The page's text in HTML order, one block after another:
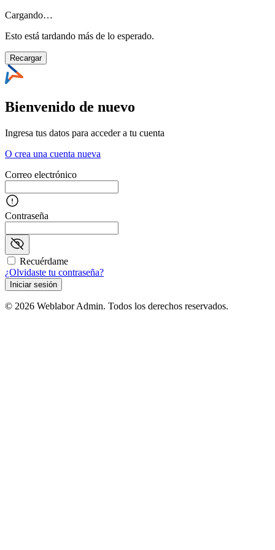
Cargando…
Esto está tardando más de lo esperado.
Recargar
Bienvenido de nuevo
Ingresa tus datos para acceder a tu cuenta
O crea una cuenta nueva
Correo electrónico
Contraseña
Recuérdame
¿Olvidaste tu contraseña?
Iniciar sesión
© 2026 Weblabor Admin. Todos los derechos reservados.